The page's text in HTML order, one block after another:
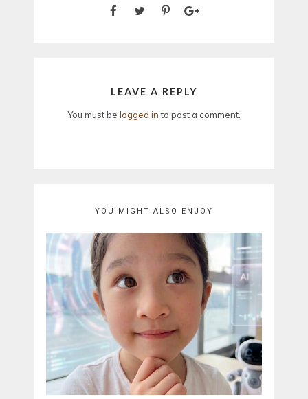
LEAVE A REPLY
You must be logged into post a comment.
YOU MIGHT ALSO ENJOY